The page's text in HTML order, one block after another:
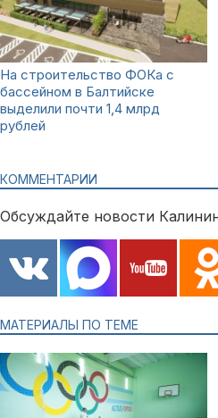
На строительство ФОКа с
бассейном в Балтийске
выделили почти 1,4 млрд
рублей
КОММЕНТАРИИ
Обсуждайте новости
МАТЕРИАЛЫ ПО ТЕМЕ